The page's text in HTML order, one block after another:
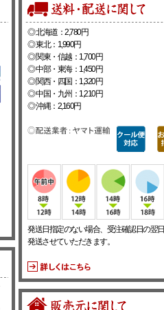
◎ 北海道：2,780円
◎ 東北：1,990円
◎ 関東・信越：1,700円
◎ 中部・東海：1,450円
◎ 関西・四国：1,320円
◎ 中国・九州：1,210円
◎ 沖縄：2,160円
発送日指定のない場合、受注確認日の翌
発送させていただきます。